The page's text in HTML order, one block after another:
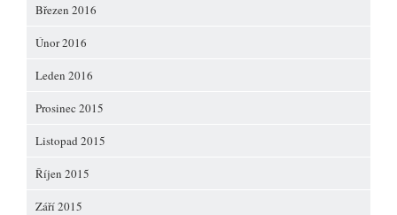
Březen 2016
Únor 2016
Leden 2016
Prosinec 2015
Listopad 2015
Říjen 2015
Září 2015